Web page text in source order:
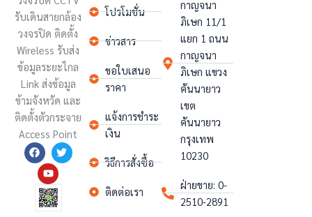
รับเดินสายกล้อง
วงจรปิด ติดตั้ง
Wireless รับส่ง
ข้อมูลระยะไกล
Link ส่งข้อมูล
ข้ามจังหวัด และ
ติดตั้งตัวกระจาย
Access Point
F
a
c
e
b
o
o
T
w
i
Y
o
u
t
u
b
e
โปรโมชั่น
ข่าวสาร
ขอใบเสนอ
ราคา
แจ้งการชำระ
เงิน
วิธีการสั่งซื้อ
ติดต่อเรา
กาญจนา
ภิเษก 11/1
แยก 1 ถนน
กาญจนา
ภิเษก แขวง
คันนายาว
เขต
คันนายาว
กรุงเทพ
10230
ฝ่ายขาย: 0-
2510-2891